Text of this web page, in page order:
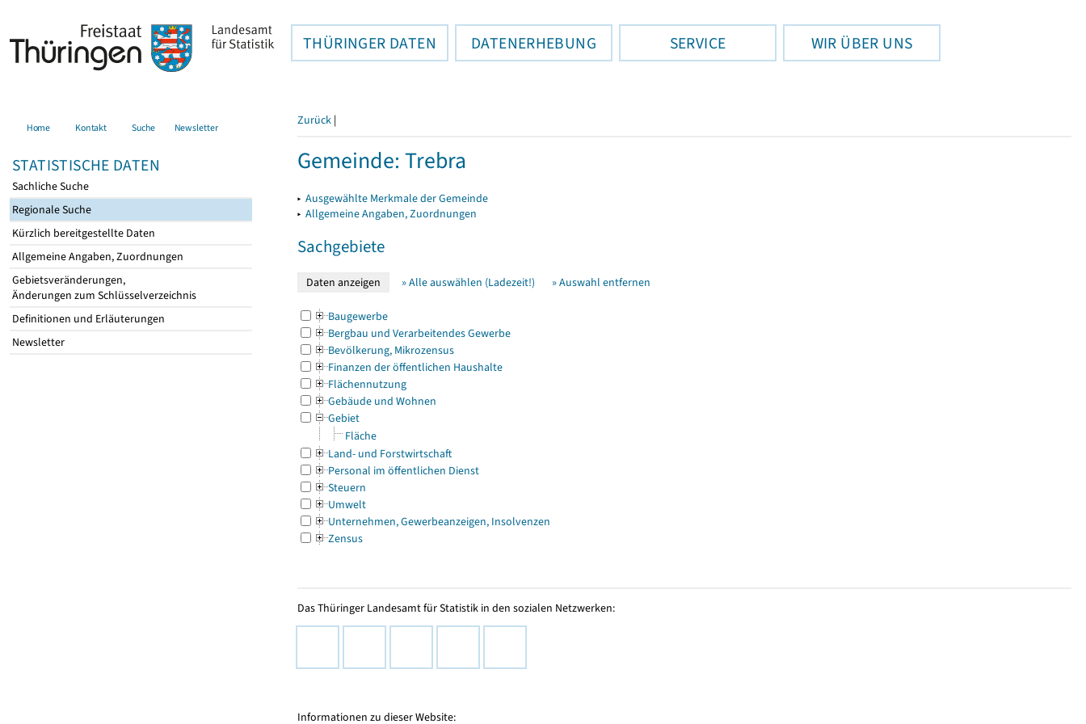
THÜRINGER DATEN DATENERHEBUNG SERVICE WIR ÜBER UNS
Home Kontakt Suche Newsletter
STATISTISCHE DATEN
Sachliche Suche
Regionale Suche
Kürzlich bereitgestellte Daten
Allgemeine Angaben, Zuordnungen
Gebietsveränderungen,
Änderungen zum Schlüsselverzeichnis
Definitionen und Erläuterungen
Newsletter
Zurück |
Gemeinde: Trebra
▸ Ausgewählte Merkmale der Gemeinde
▸ Allgemeine Angaben, Zuordnungen
Sachgebiete
» Alle auswählen (Ladezeit!) » Auswahl entfernen
Baugewerbe
Bergbau und Verarbeitendes Gewerbe
Bevölkerung, Mikrozensus
Finanzen der öffentlichen Haushalte
Flächennutzung
Gebäude und Wohnen
Gebiet
Fläche
Land- und Forstwirtschaft
Personal im öffentlichen Dienst
Steuern
Umwelt
Unternehmen, Gewerbeanzeigen, Insolvenzen
Zensus
Das Thüringer Landesamt für Statistik in den sozialen Netzwerken:
Informationen zu dieser Website: